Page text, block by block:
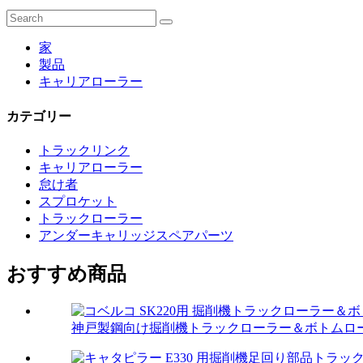
家
製品
キャリアローラー
カテゴリー
トラックリンク
キャリアローラー
怠け者
スプロケット
トラックローラー
アンダーキャリッジスペアパーツ
おすすめ商品
神戸製鋼向け掘削機トラックローラー＆ボトムロ